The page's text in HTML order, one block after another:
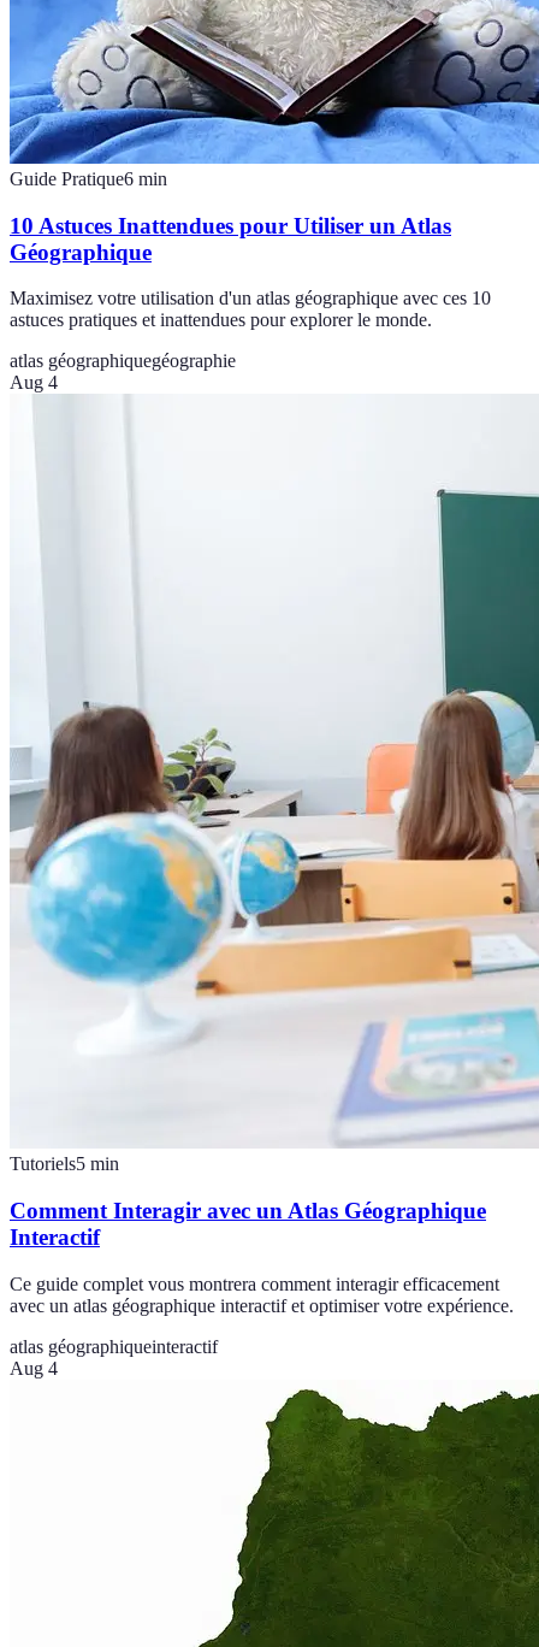
Guide Pratique6 min
10 Astuces Inattendues pour Utiliser un Atlas
Géographique
Maximisez votre utilisation d'un atlas géographique avec ces 10
astuces pratiques et inattendues pour explorer le monde.
atlas géographiquegéographie
Aug 4
Tutoriels5 min
Comment Interagir avec un Atlas Géographique
Interactif
Ce guide complet vous montrera comment interagir efficacement
avec un atlas géographique interactif et optimiser votre expérience.
atlas géographiqueinteractif
Aug 4